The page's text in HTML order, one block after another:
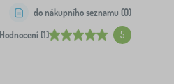
Hodnocení (1) 5
do nákupního seznamu (0)